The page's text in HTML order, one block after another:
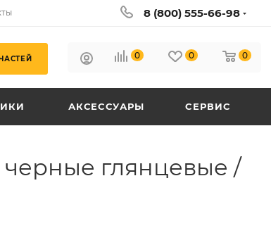
8 (800) 555-66-98
0 0 0
АКСЕССУАРЫ СЕРВИС
черные глянцевые /